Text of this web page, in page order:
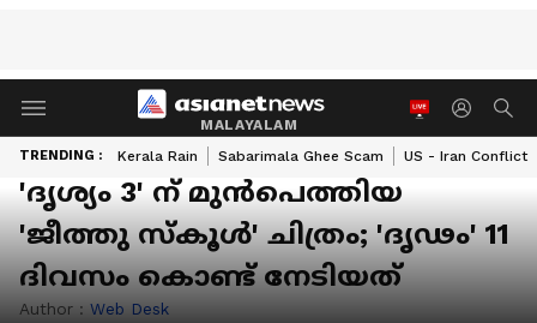
MALAYALAM
TRENDING : Kerala Rain Sabarimala Ghee Scam US - Iran Conflict
'ദൃശ്യം 3' ന് മുന്‍പെത്തിയ
'ജീത്തു സ്‍കൂള്‍' ചിത്രം; 'ദൃഢം' 11
ദിവസം കൊണ്ട് നേടിയത്
Author : Web Desk